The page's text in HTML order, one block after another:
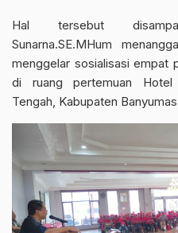
Hal tersebut
Sunarna.SE.MHum
menggelar sosialisasi empat
di ruang pertemuan Hotel
Tengah, Kabupaten